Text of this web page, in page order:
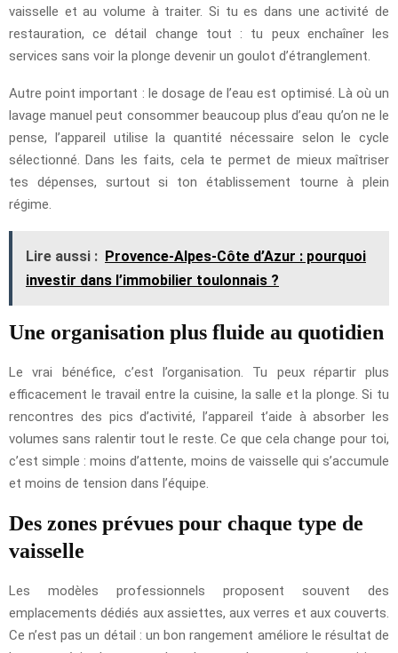
vaisselle et au volume à traiter. Si tu es dans une activité de
restauration, ce détail change tout : tu peux enchaîner les
services sans voir la plonge devenir un goulot d’étranglement.
Autre point important : le dosage de l’eau est optimisé. Là où un
lavage manuel peut consommer beaucoup plus d’eau qu’on ne le
pense, l’appareil utilise la quantité nécessaire selon le cycle
sélectionné. Dans les faits, cela te permet de mieux maîtriser
tes dépenses, surtout si ton établissement tourne à plein
régime.
Lire aussi : Provence-Alpes-Côte d’Azur : pourquoi
investir dans l’immobilier toulonnais ?
Une organisation plus fluide au quotidien
Le vrai bénéfice, c’est l’organisation. Tu peux répartir plus
efficacement le travail entre la cuisine, la salle et la plonge. Si tu
rencontres des pics d’activité, l’appareil t’aide à absorber les
volumes sans ralentir tout le reste. Ce que cela change pour toi,
c’est simple : moins d’attente, moins de vaisselle qui s’accumule
et moins de tension dans l’équipe.
Des zones prévues pour chaque type de
vaisselle
Les modèles professionnels proposent souvent des
emplacements dédiés aux assiettes, aux verres et aux couverts.
Ce n’est pas un détail : un bon rangement améliore le résultat de